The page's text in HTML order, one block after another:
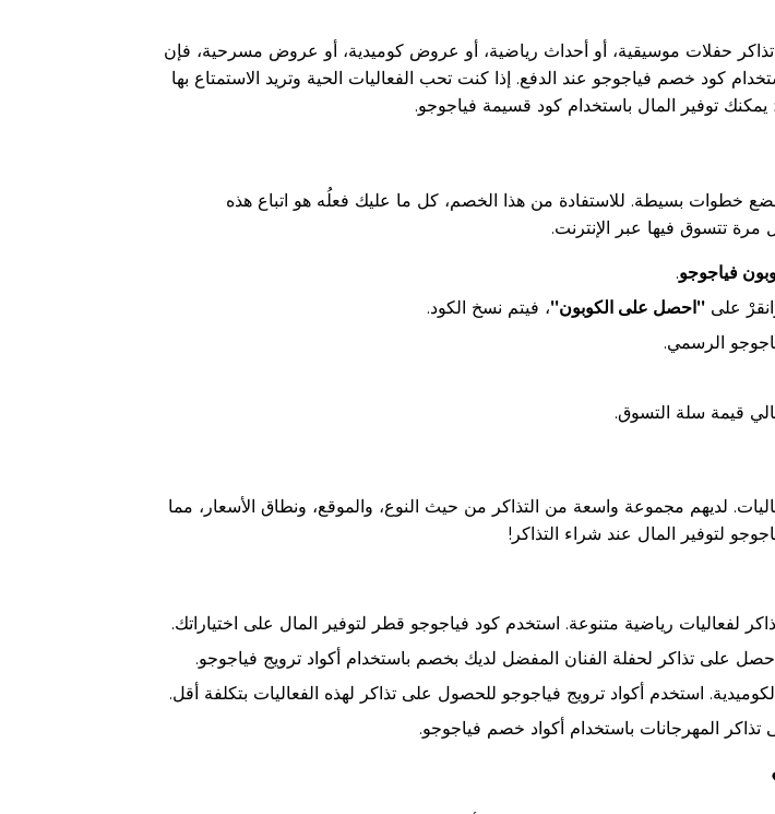
حفلات موسيقية، أو أحداث رياضية، أو عروض كوميدية، أو عروض مسرحية، فإن
كود خصم فياجوجو عند الدفع. إذا كنت تحب الفعاليات الحية وتريد الاستمتاع بها
يمكنك توفير المال باستخدام كود قسيمة فياجوجو.
خطوات بسيطة. للاستفادة من هذا الخصم، كل ما عليك فعلُه هو اتباع هذه
تتسوق فيها عبر الإنترنت.
فياجوجو.
على "احصل على الكوبون"، فيتم نسخ الكود.
الرسمي.
قيمة سلة التسوق.
لديهم مجموعة واسعة من التذاكر من حيث النوع، والموقع، ونطاق الأسعار، مما
لتوفير المال عند شراء التذاكر!
لفعاليات رياضية متنوعة. استخدم كود فياجوجو قطر لتوفير المال على اختياراتك.
على تذاكر لحفلة الفنان المفضل لديك بخصم باستخدام أكواد ترويج فياجوجو.
استخدم أكواد ترويج فياجوجو للحصول على تذاكر لهذه الفعاليات بتكلفة أقل.
المهرجانات باستخدام أكواد خصم فياجوجو.